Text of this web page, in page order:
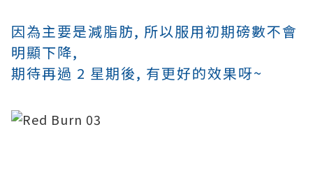
因為主要是減脂肪, 所以服用初期磅數不會
明顯下降,
期待再過 2 星期後, 有更好的效果呀~